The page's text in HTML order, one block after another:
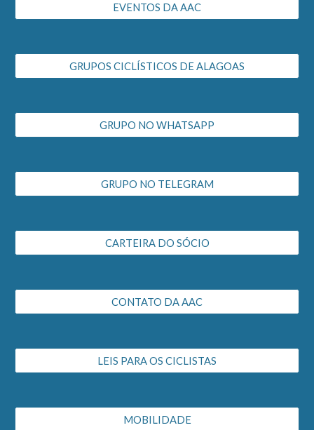
EVENTOS DA AAC
GRUPOS CICLÍSTICOS DE ALAGOAS
GRUPO NO WHATSAPP
GRUPO NO TELEGRAM
CARTEIRA DO SÓCIO
CONTATO DA AAC
LEIS PARA OS CICLISTAS
MOBILIDADE